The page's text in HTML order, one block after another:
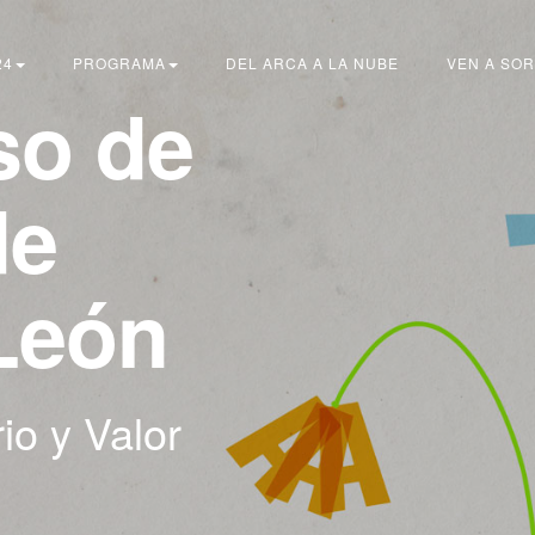
PROGRAMA DEL ARCA A LA NUBE VEN A
de
y Valor